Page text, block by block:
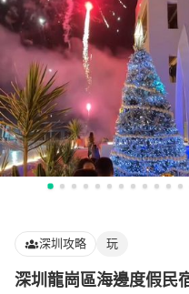
深圳攻略 玩
深圳龍崗區海邊度假